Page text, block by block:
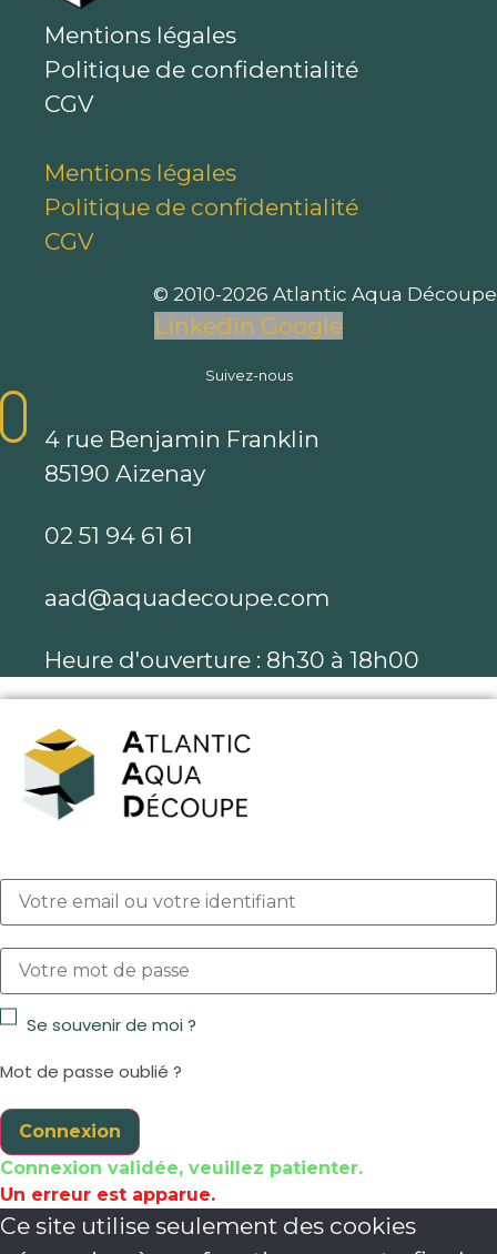
Mentions légales
Politique de confidentialité
CGV
Mentions légales
Politique de confidentialité
CGV
© 2010-2026 Atlantic Aqua Découpe
Linkedin Google
Suivez-nous
4 rue Benjamin Franklin
85190 Aizenay
02 51 94 61 61
aad@aquadecoupe.com
Heure d'ouverture : 8h30 à 18h00
Se souvenir de moi ?
Mot de passe oublié ?
Connexion
Connexion validée, veuillez patienter.
Un erreur est apparue.
Ce site utilise seulement des cookies